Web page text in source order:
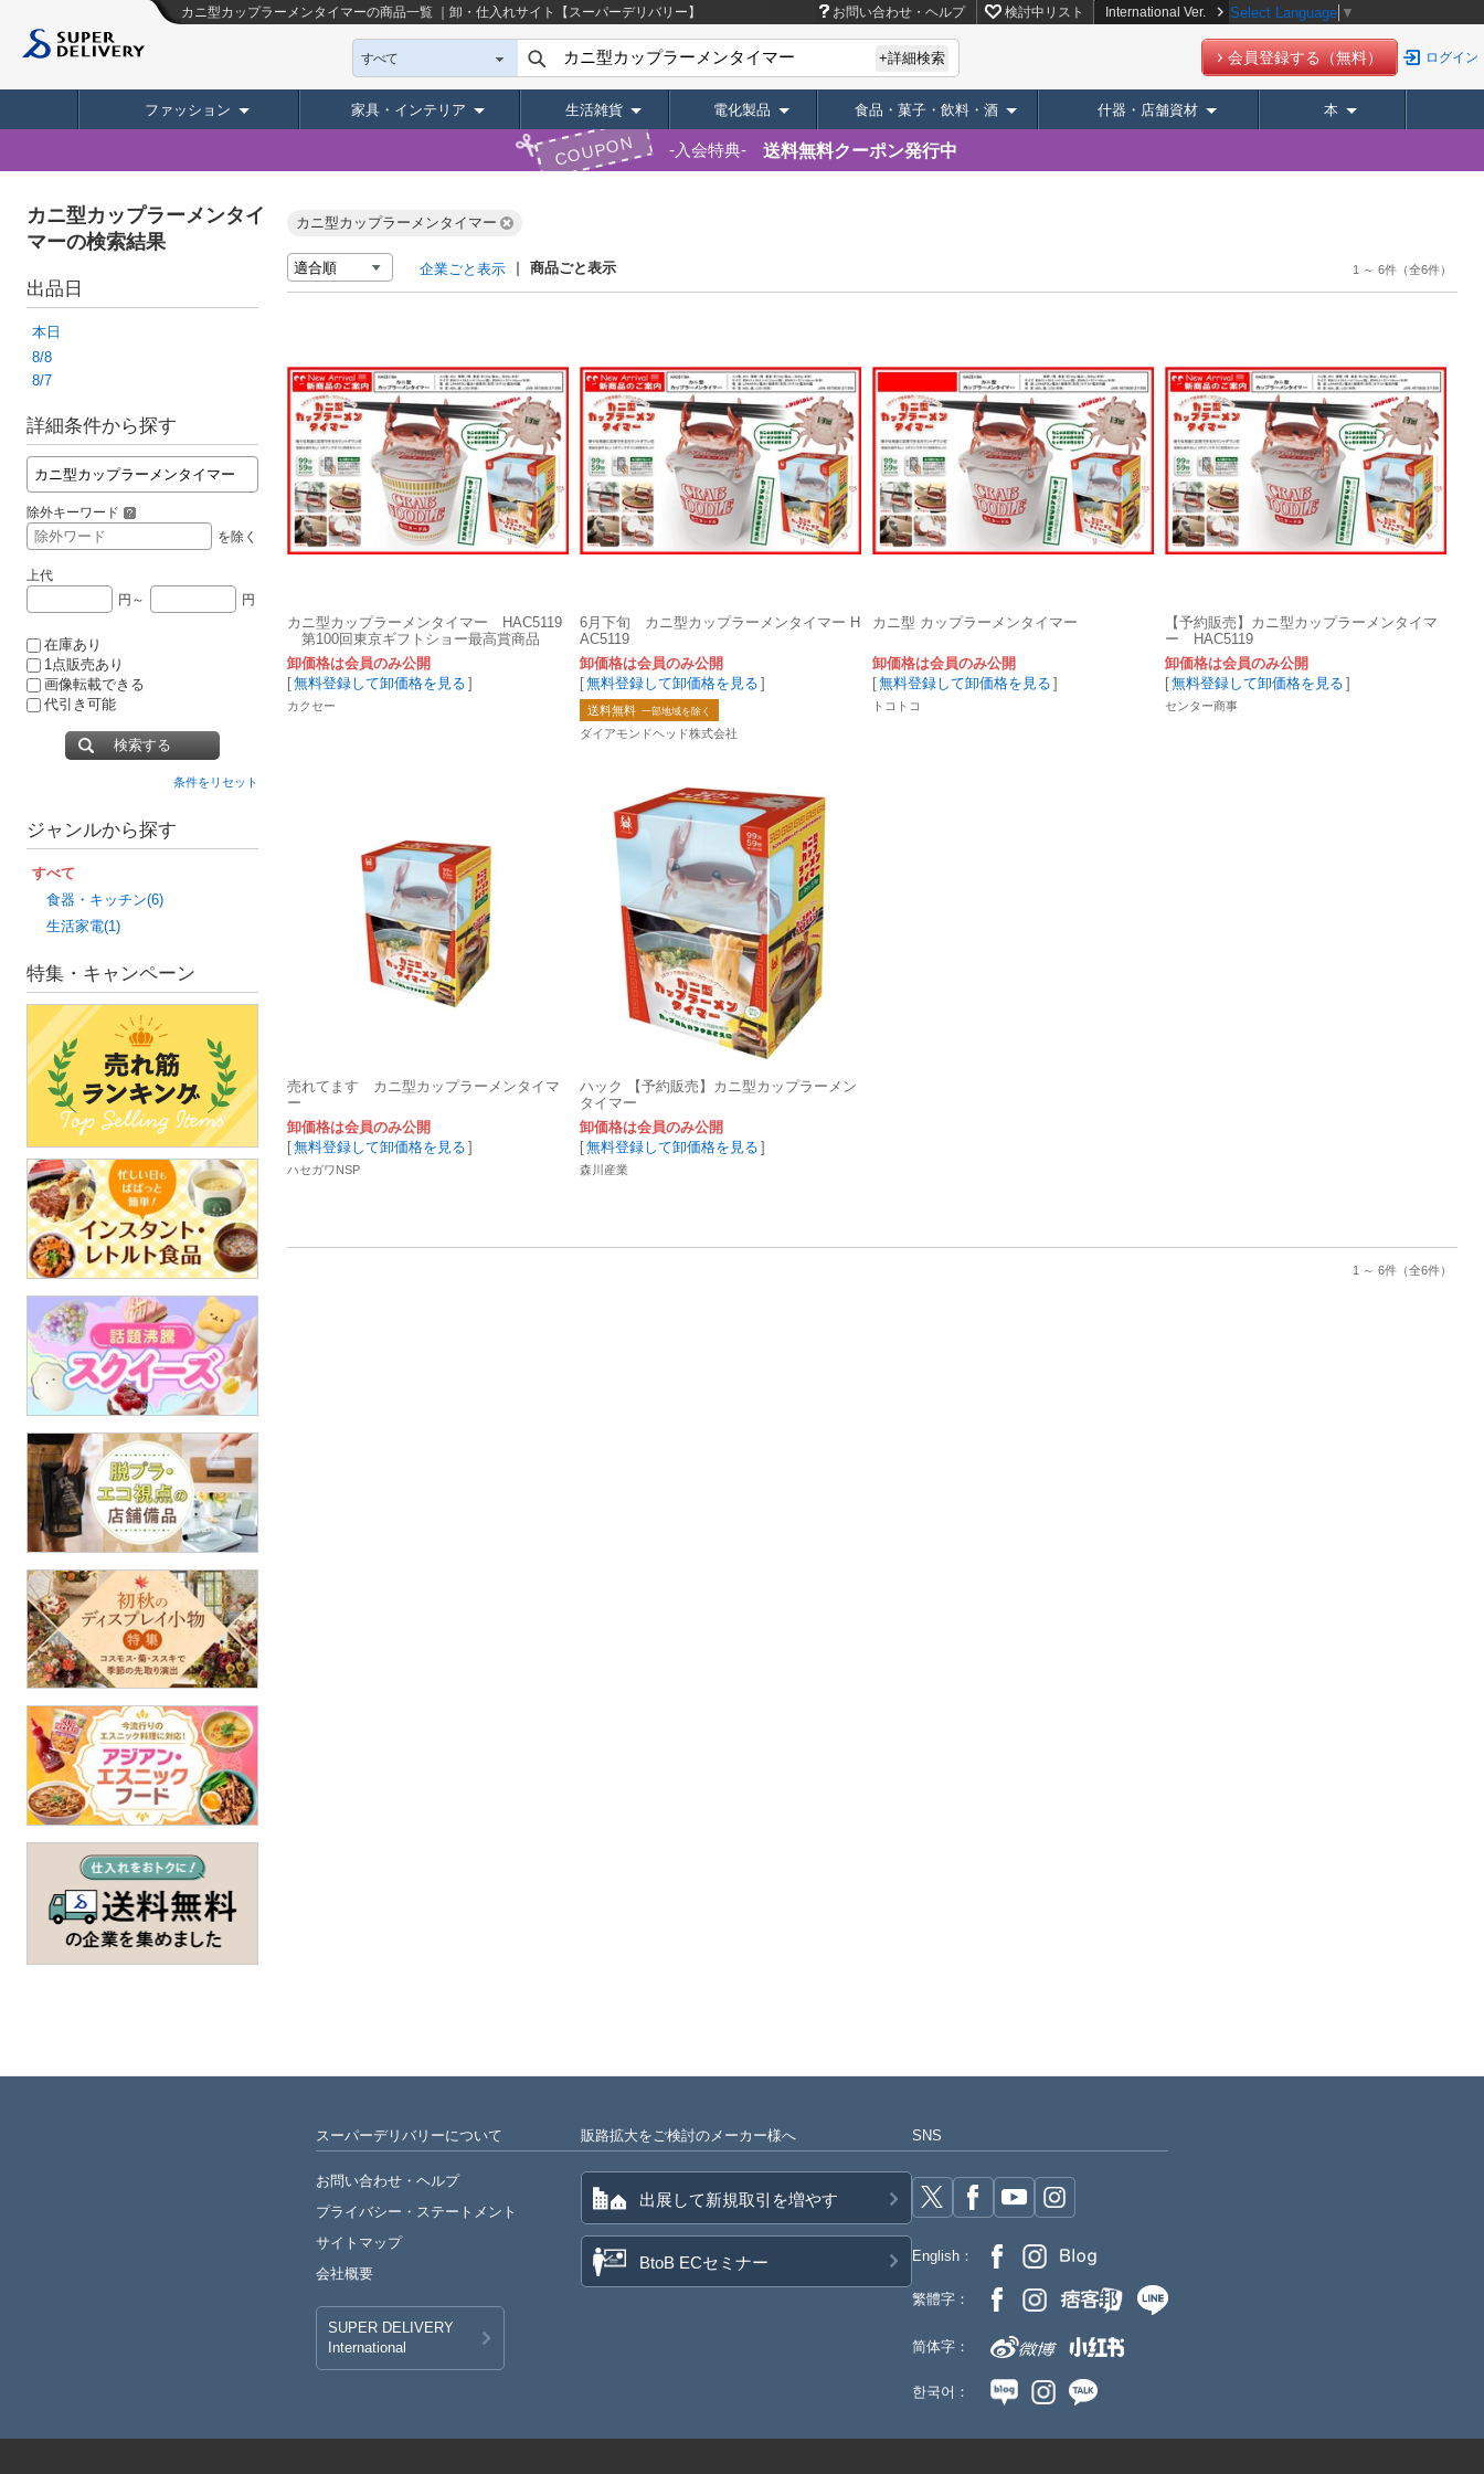
カニ型カップラーメンタイマーの商品一覧 ｜卸・仕入れサイト【スーパーデリバリー】 お問い合わせ・ヘルプ 検討中リスト International Ver. Select Language ▼
すべて +詳細検索 会員登録する（無料） ログイン
ファッション 家具・インテリア 生活雑貨 電化製品 食品・菓子・飲料・酒 什器・店舗資材 本
COUPON 入会特典 送料無料クーポン発行中
カニ型カップラーメンタイ
マーの検索結果
出品日
本日
8/8
8/7
詳細条件から探す
除外キーワード
を除く
上代
円～
円
在庫あり
1点販売あり
画像転載できる
代引き可能
検索する
条件をリセット
ジャンルから探す
すべて
食器・キッチン(6)
生活家電(1)
特集・キャンペーン
カニ型カップラーメンタイマー
企業ごと表示 商品ごと表示 1 ～ 6件 （全6件）
カニ型カップラーメンタイマー HAC5119
第100回東京ギフトショー最高賞商品
卸価格は会員のみ公開
[無料登録して卸価格を見る ]
カクセー
6月下旬 カニ型カップラーメンタイマー H
AC5119
卸価格は会員のみ公開
[無料登録して卸価格を見る ]
送料無料 一部地域を除く
ダイアモンドヘッド株式会社
カニ型 カップラーメンタイマー
卸価格は会員のみ公開
[無料登録して卸価格を見る ]
トコトコ
【予約販売】カニ型カップラーメンタイマ
ー HAC5119
卸価格は会員のみ公開
[無料登録して卸価格を見る ]
センター商事
売れてます カニ型カップラーメンタイマ
ー
卸価格は会員のみ公開
[無料登録して卸価格を見る ]
ハセガワNSP
ハック 【予約販売】カニ型カップラーメン
タイマー
卸価格は会員のみ公開
[無料登録して卸価格を見る ]
森川産業
1 ～ 6件 （全6件）
スーパーデリバリーについて
お問い合わせ・ヘルプ
プライバシー・ ステートメント
サイトマップ
会社概要
SUPER DELIVERY
International
販路拡大をご検討のメーカー様へ
出展して新規取引を増やす
BtoB ECセミナー
SNS
English：
繁體字：
简体字：
한국어：